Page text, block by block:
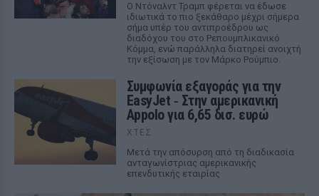
Ο Ντόναλντ Τραμπ φέρεται να έδωσε
ιδιωτικά το πιο ξεκάθαρο μέχρι σήμερα
σήμα υπέρ του αντιπροέδρου ως
διαδόχου του στο Ρεπουμπλικανικό
Κόμμα, ενώ παράλληλα διατηρεί ανοιχτή
την εξίσωση με τον Μάρκο Ρούμπιο.
Συμφωνία εξαγοράς για την
EasyJet ‑ Στην αμερικανική
Appolo για 6,65 δισ. ευρώ
ΧΤΕΣ
Μετά την απόσυρση από τη διαδικασία
ανταγωνίστριας αμερικανικής
επενδυτικής εταιρίας